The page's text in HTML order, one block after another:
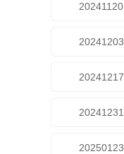
20241120
20241203
20241217
20241231
20250123